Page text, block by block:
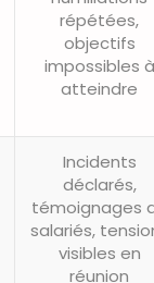
répétées,
objectifs
impossibles à
atteindre
Incidents
déclarés,
témoignages
salariés,
visibles en
réunion